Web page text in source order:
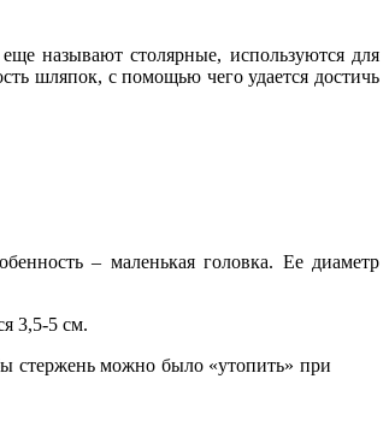
называют столярные, используются для
шляпок, с помощью чего удается достичь
– маленькая головка. Ее диаметр
3,5-5 см.
стержень можно было «утопить» при